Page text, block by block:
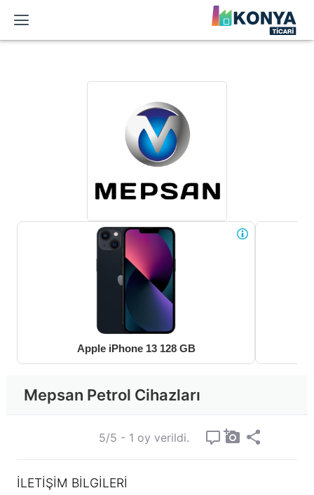
Apple iPhone 13 128 GB
Mepsan Petrol Cihazları
5/5 - 1 oy verildi.
İLETİŞİM BİLGİLERİ